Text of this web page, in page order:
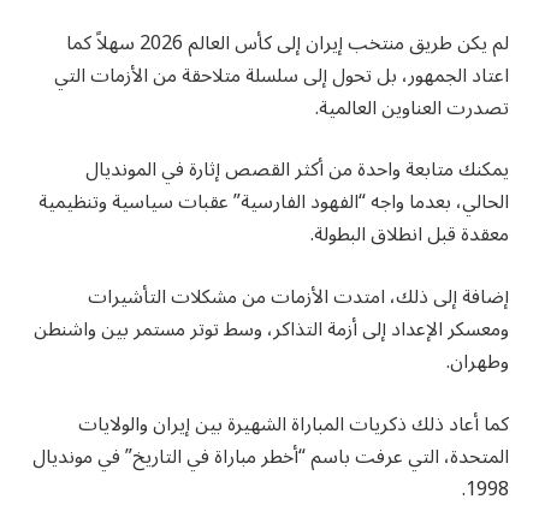
لم يكن طريق منتخب إيران إلى كأس العالم 2026 سهلاً كما
اعتاد الجمهور، بل تحول إلى سلسلة متلاحقة من الأزمات التي
تصدرت العناوين العالمية.
يمكنك متابعة واحدة من أكثر القصص إثارة في المونديال
الحالي، بعدما واجه “الفهود الفارسية” عقبات سياسية وتنظيمية
معقدة قبل انطلاق البطولة.
إضافة إلى ذلك، امتدت الأزمات من مشكلات التأشيرات
ومعسكر الإعداد إلى أزمة التذاكر، وسط توتر مستمر بين واشنطن
وطهران.
كما أعاد ذلك ذكريات المباراة الشهيرة بين إيران والولايات
المتحدة، التي عرفت باسم “أخطر مباراة في التاريخ” في مونديال
1998.